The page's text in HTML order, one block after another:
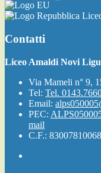
Contatti
Liceo Amaldi Novi
Via Mameli n° 9,
Tel: Tel.
Email:
PEC:
mail
C.F.: 83007810068